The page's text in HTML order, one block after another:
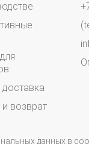
и возврат
данных в